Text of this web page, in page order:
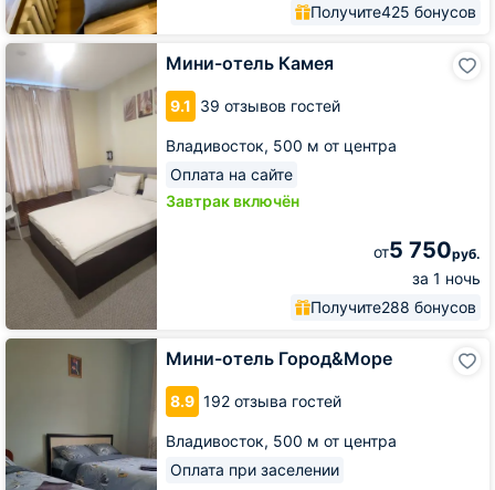
Получите425 бонусов
Мини-отель Камея
9.1 39 отзывов гостей
Владивосток, 500 м от центра
Оплата на сайте
Завтрак включён
от5 750руб.
за 1 ночь
Получите288 бонусов
Мини-
Камея
Мини-отель Город&Море
8.9 192 отзыва гостей
Владивосток, 500 м от центра
Оплата при заселении
Мини-